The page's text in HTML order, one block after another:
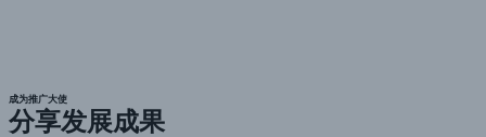
成为推广大使
分享发展成果